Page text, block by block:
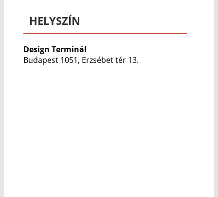
HELYSZÍN
Design Terminál
Budapest 1051, Erzsébet tér 13.